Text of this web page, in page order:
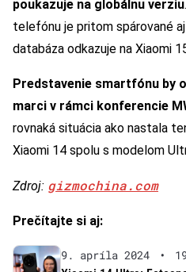
poukazuje na globálnu verziu
telefónu je pritom spárované
databáza odkazuje na Xiaomi
Predstavenie smartfónu by
marci v rámci konferencie
rovnaká situácia ako nastala
Xiaomi 14 spolu s modelom
Zdroj: gizmochina.com
Prečítajte si aj:
9. apríla 2024 •